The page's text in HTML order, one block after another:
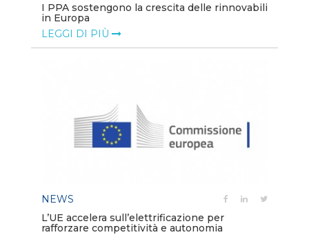
I PPA sostengono la crescita delle rinnovabili
in Europa
LEGGI DI PIÙ
NEWS
L’UE accelera sull’elettrificazione per
rafforzare competitività e autonomia